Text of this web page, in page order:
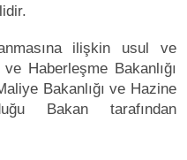
ilişkin usul ve
Haberleşme Bakanlığı
Bakanlığı ve Hazine
Bakan tarafından